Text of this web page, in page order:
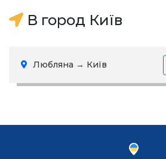
В город Київ
Любляна → Київ